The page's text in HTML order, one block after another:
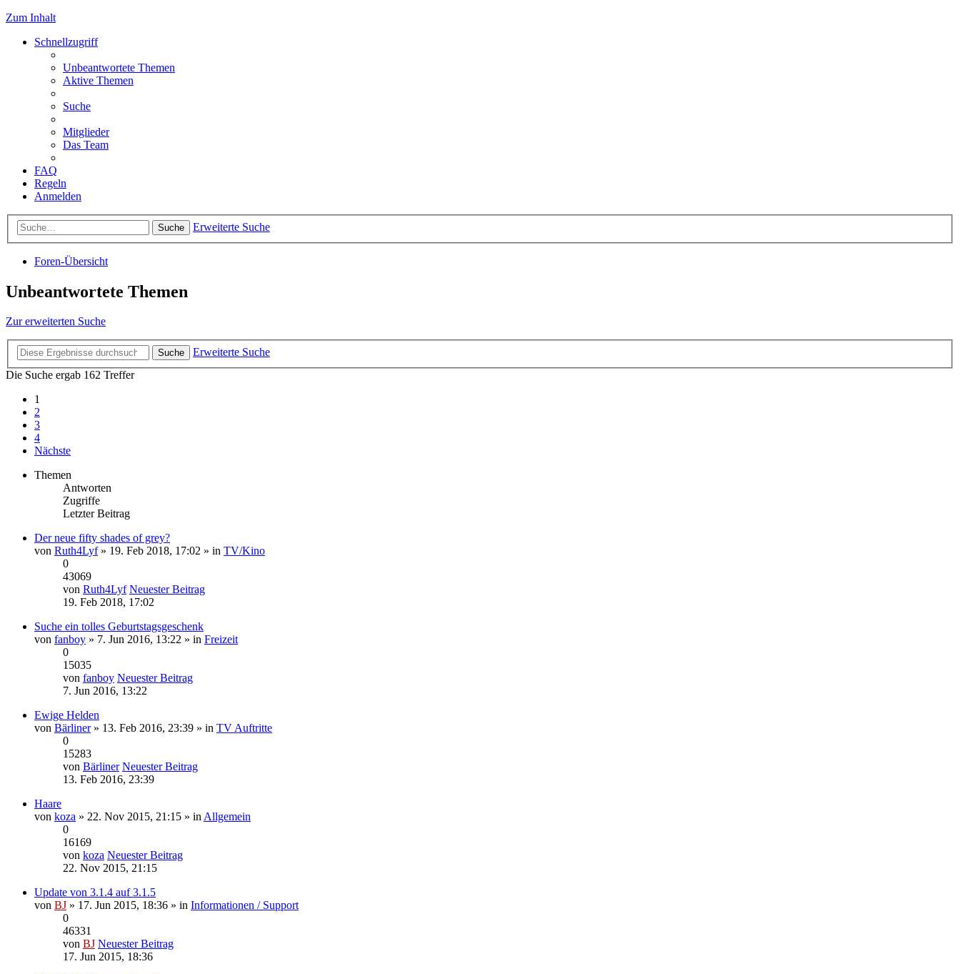
Zum Inhalt
Schnellzugriff
Unbeantwortete Themen
Aktive Themen
Suche
Mitglieder
Das Team
FAQ
Regeln
Anmelden
Suche Erweiterte Suche
Foren-Übersicht
Unbeantwortete Themen
Zur erweiterten Suche
Suche
Erweiterte Suche
Die Suche ergab 162 Treffer
1
2
3
4
Nächste
Themen
Antworten
Zugriffe
Letzter Beitrag
Der neue fifty shades of grey?
von Ruth4Lyf» 19. Feb 2018, 17:02 » in TV/Kino
0
43069
von Ruth4Lyf Neuester Beitrag
19. Feb 2018, 17:02
Suche ein tolles Geburtstagsgeschenk
von fanboy » 7. Jun 2016, 13:22 » in Freizeit
0
15035
von fanboy Neuester Beitrag
7. Jun 2016, 13:22
Ewige Helden
von Bärliner» 13. Feb 2016, 23:39 » in TV Auftritte
0
15283
von Bärliner Neuester Beitrag
13. Feb 2016, 23:39
Haare
von koza » 22. Nov 2015, 21:15 » in Allgemein
0
16169
von koza Neuester Beitrag
22. Nov 2015, 21:15
Update von 3.1.4 auf 3.1.5
von BJ » 17. Jun 2015, 18:36 » in Informationen / Support
0
46331
von BJ Neuester Beitrag
17. Jun 2015, 18:36